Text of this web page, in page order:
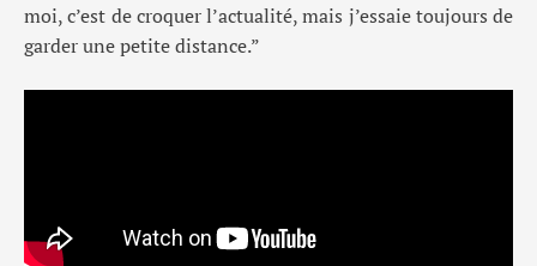
moi,c’est de croquer l’actualité, mais j’essaie toujours de
garder une petite distance.”